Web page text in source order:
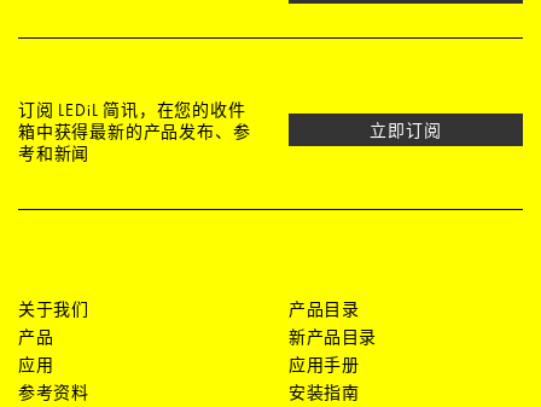
订阅 LEDiL 简讯，在您的收件
箱中获得最新的产品发布、参
考和新闻
立即订阅
关于我们
产品
应用
参考资料
产品目录
新产品目录
应用手册
安装指南